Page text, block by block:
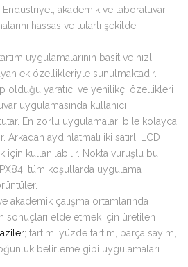
Endüstriyel, akademik ve laboratuvar
hassas ve tutarlı şekilde
uygulamalarının basit ve hızlı
ek özellikleriyle sunulmaktadır.
olduğu yaratıcı ve yenilikçi özellikleri
uygulamasında kullanıcı
En zorlu uygulamaları bile kolayca
aydınlatmalı iki satırlı LCD
için kullanılabilir. Nokta vuruşlu bu
tüm koşullarda uygulama
akademik çalışma ortamlarında
sonuçları elde etmek için üretilen
; tartım, yüzde tartım, parça sayım,
belirleme gibi uygulamaları